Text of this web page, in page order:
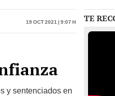
19 Oct 2021 | 9:07 h
y sentenciados en
TE